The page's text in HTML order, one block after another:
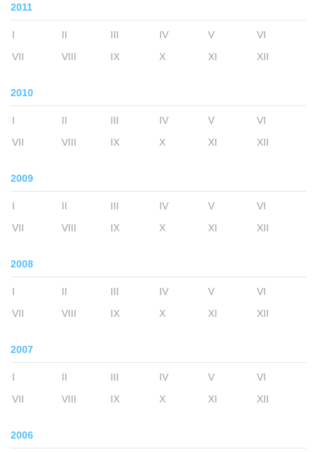
2011
I II III IV V
VI
VII
VIII IX X XI XII
2010
I II III IV V
VI
VII
VIII IX X XI XII
2009
I II III IV V
VI
VII
VIII IX X XI XII
2008
I II III IV V
VI
VII
VIII IX X XI XII
2007
I II III IV V
VI
VII
VIII IX X XI XII
2006